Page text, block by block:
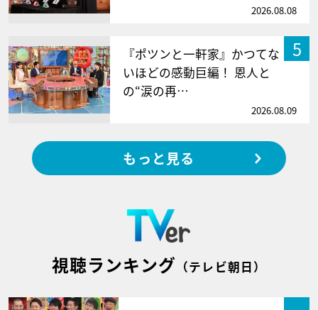
2026.08.08
5
『ポツンと一軒家』かつてな
いほどの感動巨編！ 恩人と
の“涙の再…
2026.08.09
もっと見る
視聴ランキング （テレビ朝日）